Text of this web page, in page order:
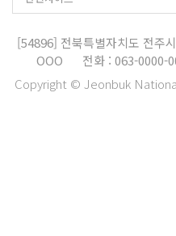
[54896] 전북특별자치도 전주
OOO
전화 : 063-0000-
Copyright © Jeonbuk